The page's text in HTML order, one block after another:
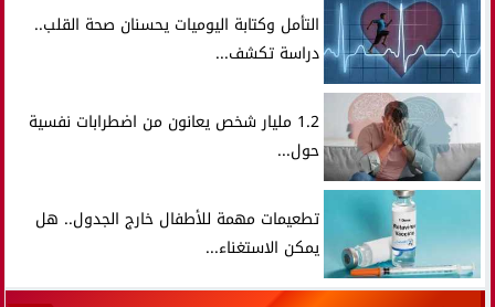
التأمل وكتابة اليوميات يحسنان صحة القلب..
دراسة تكشف...
1.2 مليار شخص يعانون من اضطرابات نفسية
حول...
تطعيمات مهمة للأطفال خارج الجدول.. هل
يمكن الاستغناء...